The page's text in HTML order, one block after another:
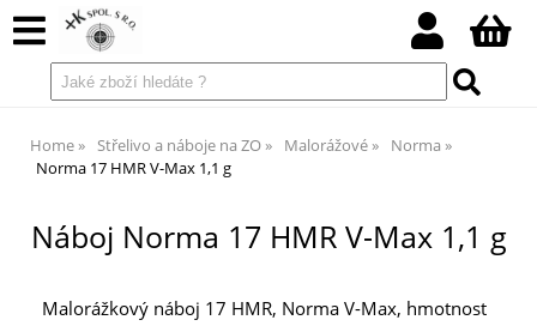
Home Střelivo a náboje na ZO Malorážové
Norma
Norma 17 HMR V-Max 1,1 g
Náboj Norma 17 HMR V-Max 1,1 g
Malorážkový náboj 17 HMR, Norma V-Max, hmotnost